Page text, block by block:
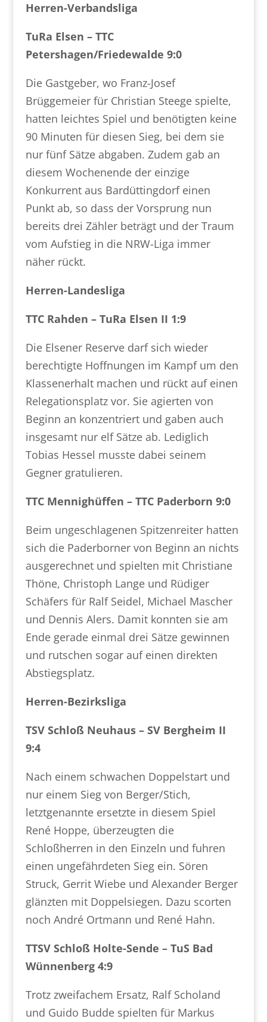
Herren-Verbandsliga
TuRa Elsen – TTC
Petershagen/Friedewalde 9:0
Die Gastgeber, wo Franz-Josef
Brüggemeier für Christian Steege spielte,
hatten leichtes Spiel und benötigten keine
90 Minuten für diesen Sieg, bei dem sie
nur fünf Sätze abgaben. Zudem gab an
diesem Wochenende der einzige
Konkurrent aus Bardüttingdorf einen
Punkt ab, so dass der Vorsprung nun
bereits drei Zähler beträgt und der Traum
vom Aufstieg in die NRW-Liga immer
näher rückt.
Herren-Landesliga
TTC Rahden – TuRa Elsen II 1:9
Die Elsener Reserve darf sich wieder
berechtigte Hoffnungen im Kampf um den
Klassenerhalt machen und rückt auf einen
Relegationsplatz vor. Sie agierten von
Beginn an konzentriert und gaben auch
insgesamt nur elf Sätze ab. Lediglich
Tobias Hessel musste dabei seinem
Gegner gratulieren.
TTC Mennighüffen – TTC Paderborn 9:0
Beim ungeschlagenen Spitzenreiter hatten
sich die Paderborner von Beginn an nichts
ausgerechnet und spielten mit Christiane
Thöne, Christoph Lange und Rüdiger
Schäfers für Ralf Seidel, Michael Mascher
und Dennis Alers. Damit konnten sie am
Ende gerade einmal drei Sätze gewinnen
und rutschen sogar auf einen direkten
Abstiegsplatz.
Herren-Bezirksliga
TSV Schloß Neuhaus – SV Bergheim II
9:4
Nach einem schwachen Doppelstart und
nur einem Sieg von Berger/Stich,
letztgenannte ersetzte in diesem Spiel
René Hoppe, überzeugten die
Schloßherren in den Einzeln und fuhren
einen ungefährdeten Sieg ein. Sören
Struck, Gerrit Wiebe und Alexander Berger
glänzten mit Doppelsiegen. Dazu scorten
noch André Ortmann und René Hahn.
TTSV Schloß Holte-Sende – TuS Bad
Wünnenberg 4:9
Trotz zweifachem Ersatz, Ralf Scholand
und Guido Budde spielten für Markus